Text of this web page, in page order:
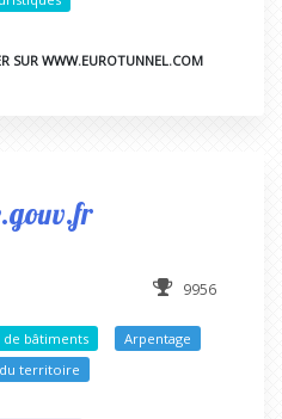
SUR WWW.EUROTUNNEL.COM
9956
bâtiments
Arpentage
territoire